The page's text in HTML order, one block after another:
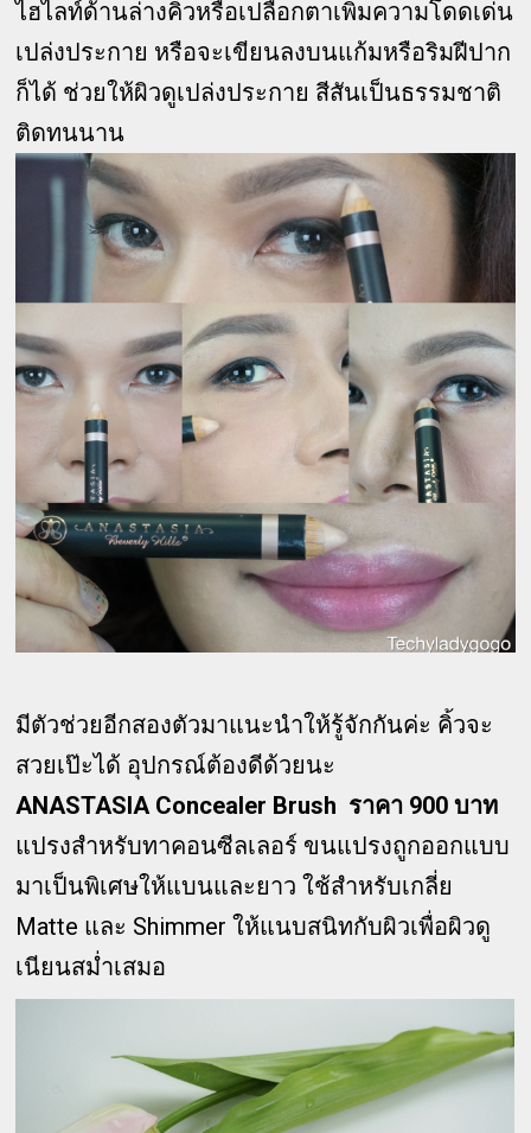
ไฮไลท์ด้านล่างคิ้วหรือเปลือกตาเพิ่มความโดดเด่น
เปล่งประกาย หรือจะเขียนลงบนแก้มหรือริมฝีปาก
ก็ได้ ช่วยให้ผิวดูเปล่งประกาย สีสันเป็นธรรมชาติ
ติดทนนาน
มีตัวช่วยอีกสองตัวมาแนะนำให้รู้จักกันค่ะ คิ้วจะ
สวยเป๊ะได้ อุปกรณ์ต้องดีด้วยนะ
ANASTASIA Concealer Brush ราคา 900 บาท
แปรงสำหรับทาคอนซีลเลอร์ ขนแปรงถูกออกแบบ
มาเป็นพิเศษให้แบนและยาว ใช้สำหรับเกลี่ย
Matte และ Shimmer ให้แนบสนิทกับผิวเพื่อผิวดู
เนียนสม่ำเสมอ